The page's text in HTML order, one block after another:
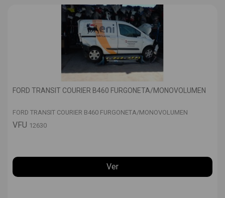
FORD TRANSIT COURIER B460 FURGONETA/MONOVOLUMEN
FORD TRANSIT COURIER B460 FURGONETA/MONOVOLUMEN
VFU 12630
Ver